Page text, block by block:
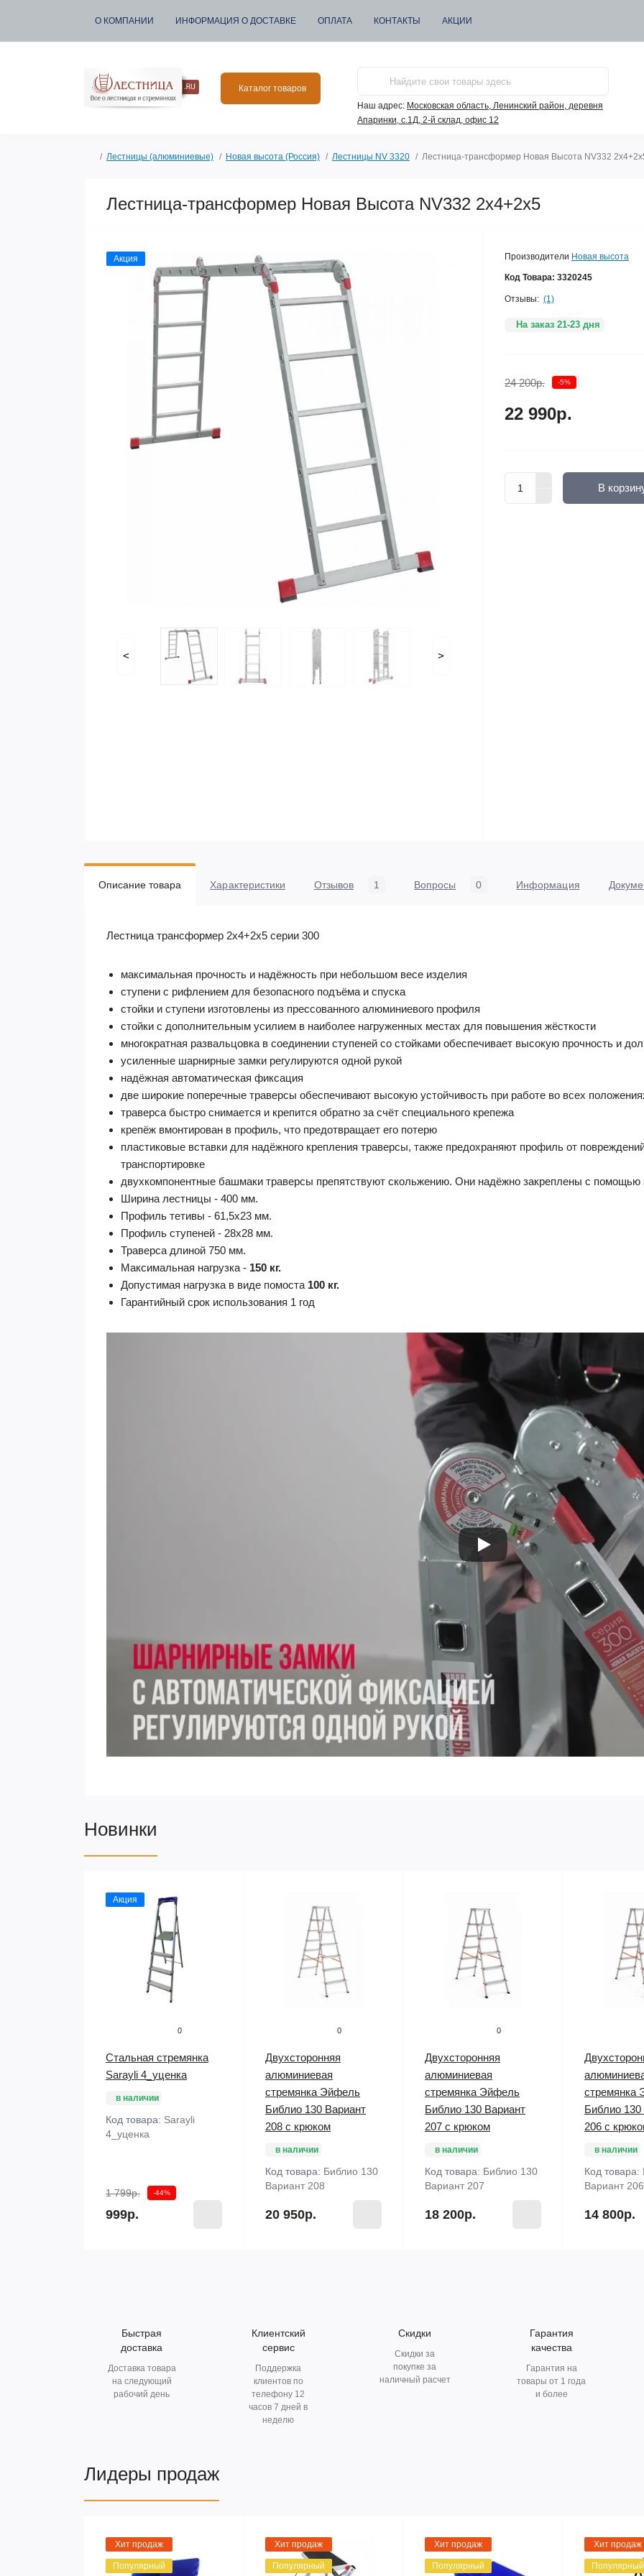
О КОМПАНИИ ИНФОРМАЦИЯ О ДОСТАВКЕ ОПЛАТА КОНТАКТЫ АКЦИИ
Каталог товаров
Наш адрес: Московская область, Ленинский район, деревня
Апаринки, с.1Д, 2-й склад, офис 12
Лестницы (алюминиевые) Новая высота (Россия) Лестницы NV 3320 Лестница-трансформер Новая Высота NV332
Лестница-трансформер Новая Высота NV332 2x4+2х5
Акция
< >
Производители Новая высота
Код Товара: 3320245
Отзывы: (1)
На заказ 21-23 дня
24 200р. -5%
22 990р.
В
Описание товара Характеристики Отзывов 1 Вопросы 0 Информация
Лестница трансформер 2x4+2х5 серии 300
максимальная прочность и надёжность при небольшом весе изделия
ступени с рифлением для безопасного подъёма и спуска
стойки и ступени изготовлены из прессованного алюминиевого профиля
стойки с дополнительным усилием в наиболее нагруженных местах для повышения жёсткости
многократная развальцовка в соединении ступеней со стойками обеспечивает высокую прочность и
усиленные шарнирные замки регулируются одной рукой
надёжная автоматическая фиксация
две широкие поперечные траверсы обеспечивают высокую устойчивость при работе во всех
траверса быстро снимается и крепится обратно за счёт специального крепежа
крепёж вмонтирован в профиль, что предотвращает его потерю
пластиковые вставки для надёжного крепления траверсы, также предохраняют профиль от
транспортировке
двухкомпонентные башмаки траверсы препятствуют скольжению. Они надёжно закреплены с помощью
Ширина лестницы - 400 мм.
Профиль тетивы - 61,5х23 мм.
Профиль ступеней - 28х28 мм.
Траверса длиной 750 мм.
Максимальная нагрузка - 150 кг.
Допустимая нагрузка в виде помоста 100 кг.
Гарантийный срок использования 1 год
Новинки
Акция
0
Стальная стремянка
Sarayli 4_уценка
в наличии
Код товара: Sarayli
4_уценка
1 799р. -44%
999р.
0
Двухсторонняя
алюминиевая
стремянка Эйфель
Библио 130 Вариант
208 с крюком
в наличии
Код товара: Библио 130
Вариант 208
20 950р.
0
Двухсторонняя
алюминиевая
стремянка Эйфель
Библио 130 Вариант
207 с крюком
в наличии
Код товара: Библио 130
Вариант 207
18 200р.
стремянка
Библио 130
206 с
в наличии
Код товара:
Вариант 206
14 800р.
Быстрая
доставка
Доставка товара
на следующий
рабочий день
Клиентский
сервис
Поддержка
клиентов по
телефону 12
часов 7 дней в
неделю
Скидки
Скидки за
покупке за
наличный расчет
Гарантия
качества
Гарантия на
товары от 1 года
и более
Лидеры продаж
Хит продаж
Популярный
Хит продаж
Популярный
Хит продаж
Популярный
Хит продаж
Популярный